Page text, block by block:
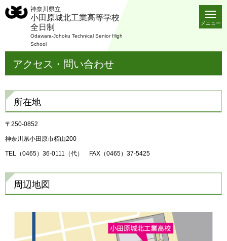
神奈川県立
小田原城北工業高等学校
全日制
Odawara-Johoku Technical Senior High
School
メニュー
アクセス・問い合わせ
所在地
〒250-0852
神奈川県小田原市栢山200
TEL（0465）36-0111（代） FAX（0465）37-5425
周辺地図